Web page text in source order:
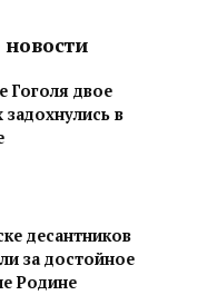
Гоголя двое
задохнулись в
десантников
за достойное
Родине